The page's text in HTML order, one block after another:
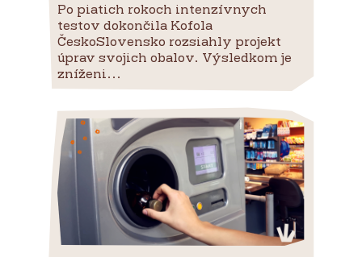
Po piatich rokoch intenzívnych
testov dokončila Kofola
ČeskoSlovensko rozsiahly projekt
úprav svojich obalov. Výsledkom je
zníženi...